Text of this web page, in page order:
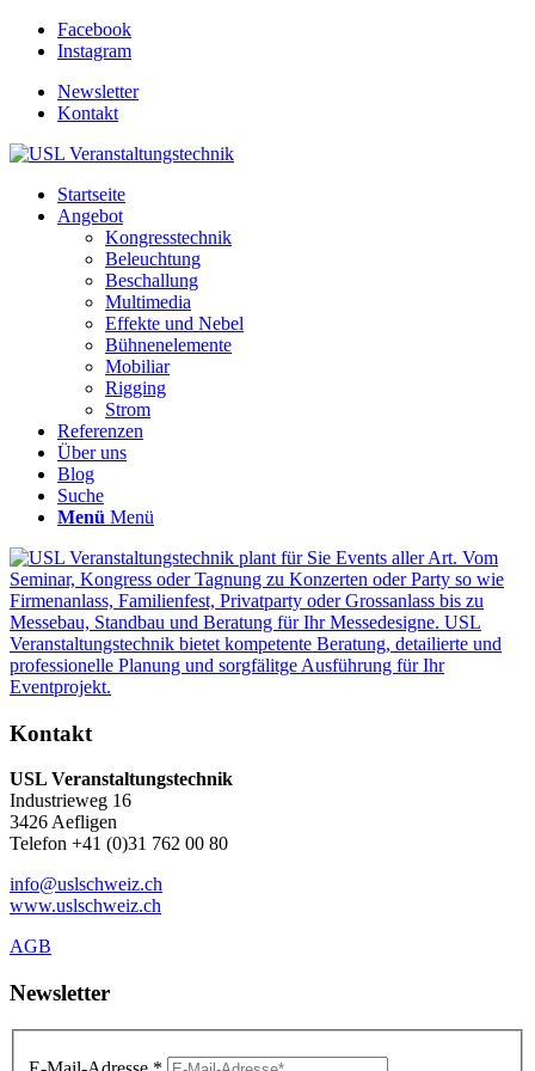
Facebook
Instagram
Newsletter
Kontakt
Startseite
Angebot
Kongresstechnik
Beleuchtung
Beschallung
Multimedia
Effekte und Nebel
Bühnenelemente
Mobiliar
Rigging
Strom
Referenzen
Über uns
Blog
Suche
Menü Menü
Kontakt
USL Veranstaltungstechnik
Industrieweg 16
3426 Aefligen
Telefon +41 (0)31 762 00 80
info@uslschweiz.ch
www.uslschweiz.ch
AGB
Newsletter